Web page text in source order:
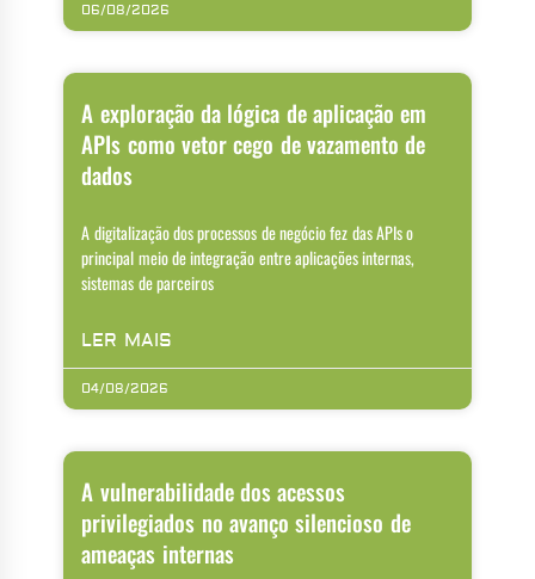
06/08/2026
A exploração da lógica de aplicação em
APIs como vetor cego de vazamento de
dados
A digitalização dos processos de negócio fez das APIs o
principal meio de integração entre aplicações internas,
sistemas de parceiros
LER MAIS
04/08/2026
A vulnerabilidade dos acessos
privilegiados no avanço silencioso de
ameaças internas